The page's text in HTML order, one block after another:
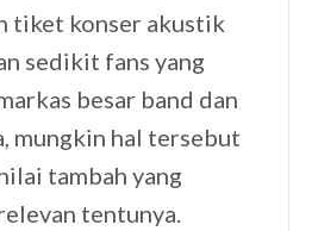
tiket konser akustik
sedikit fans yang
besar band dan
mungkin hal tersebut
tambah yang
tentunya.